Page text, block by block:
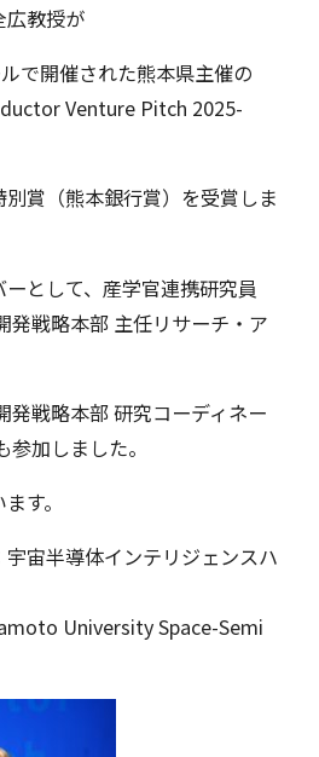
広教授が
で開催された熊本県主催の
Venture Pitch 2025-
賞（熊本銀行賞）を受賞しま
として、産学官連携研究員
発戦略本部 主任リサーチ・ア
発戦略本部 研究コーディネー
加しました。
す。
宙半導体インテリジェンスハ
University Space-Semi